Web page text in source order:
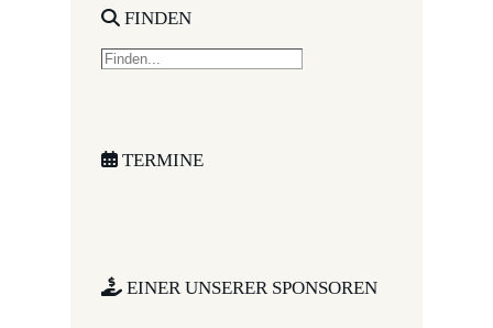
FINDEN
S
c
TERMINE
EINER UNSERER SPONSOREN